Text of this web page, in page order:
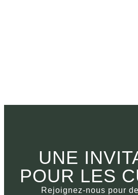
UNE
POUR LES
Rejoignez-nous pour